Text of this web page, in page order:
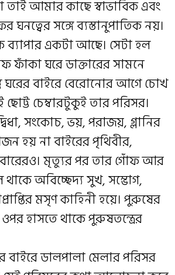
তাই আমার কাছে স্বাভাবিক এবং
ঘনত্বের সঙ্গে ব্যস্তানুপাতিক নয়।
ব্যাপার একটা আছে। সেটা হল
ফাঁকা ঘরে ডাক্তারের সামনে
ঘরের বাইরে বেরোনোর আগে চোখ
চেম্বারটুকুই তার পরিসর।
সংকোচ, ভয়, পরাজয়, গ্লানির
হয় না বাইরের পৃথিবীর,
মৃত্যুর পর তার গোঁফ আর
অবিচ্ছেদ্য সুখ, সম্ভোগ,
মসৃণ কাহিনী হয়ে। পুরুষের
হাসতে থাকে পুরুষতন্ত্রের
বাইরে ডালপালা মেলার পরিসর